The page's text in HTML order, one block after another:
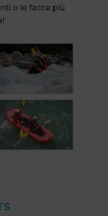
o le facce più